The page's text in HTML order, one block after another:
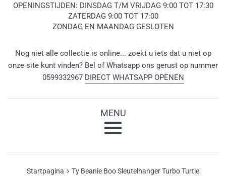
OPENINGSTIJDEN: DINSDAG T/M VRIJDAG 9:00 TOT 17:30
ZATERDAG 9:00 TOT 17:00
ZONDAG EN MAANDAG GESLOTEN
Nog niet alle collectie is online... zoekt u iets dat u niet op
onze site kunt vinden? Bel of Whatsapp ons gerust op nummer
0599332967 DIRECT WHATSAPP OPENEN
MENU
Startpagina › Ty Beanie Boo Sleutelhanger Turbo Turtle